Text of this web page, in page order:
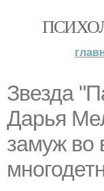
Звезда
Дарья
замуж во